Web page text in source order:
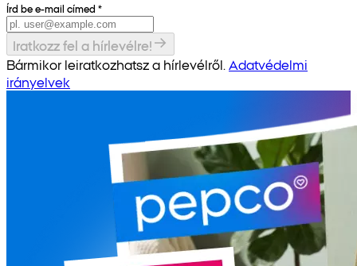
Írd be e-mail címed *
Iratkozz fel a hírlevélre!
Bármikor leiratkozhatsz a hírlevélről. Adatvédelmi
irányelvek